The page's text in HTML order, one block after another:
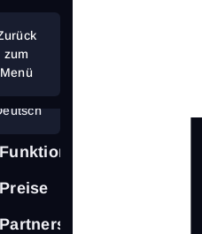
Funktionen
Preise
Partnerschaft
zum
Menü
oder CFD?